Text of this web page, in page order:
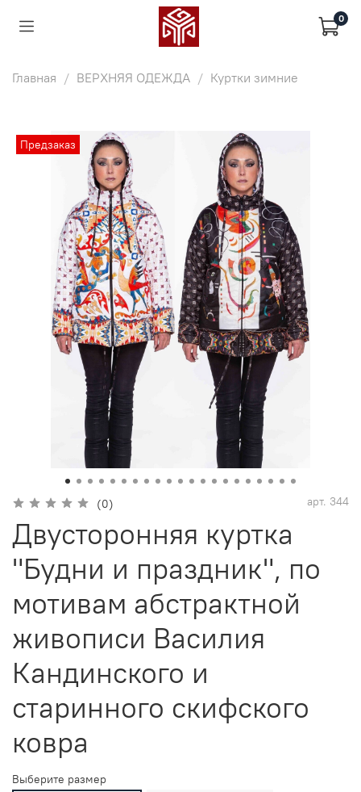
0
Главная ВЕРХНЯЯ ОДЕЖДА Куртки зимние
Предзаказ
(0) арт. 344
Двусторонняя куртка
"Будни и праздник", по
мотивам абстрактной
живописи Василия
Кандинского и
старинного скифского
ковра
Выберите размер